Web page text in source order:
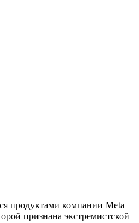
продуктами компании Meta
признана экстремистской